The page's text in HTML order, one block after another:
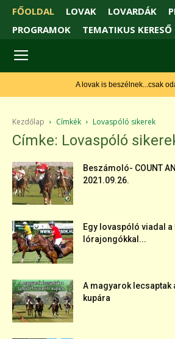
FŐOLDAL LOVAK LOVARDÁK
PROGRAMOK
TEMATIKUS KERESŐ
A lovak is beszélnek...csak oda kell
Kezdőlap Címkék Lovaspóló sikerek
Címke: Lovaspóló
Beszámoló- COUNT
2021.09.26.
Egy lovaspóló viadal
lórajongókkal...
A magyarok lecsaptak
kupára